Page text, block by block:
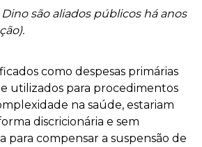
Dino são aliados públicos há anos
como despesas primárias
utilizados para procedimentos
na saúde, estariam
discricionária e sem
para compensar a suspensão de